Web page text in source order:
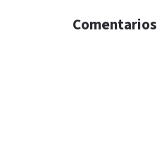
Comentarios